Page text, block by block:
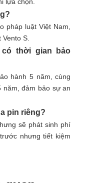
pháp luật Việt Nam,
S.
có thời gian bảo
hành 5 năm, cùng
năm , đảm bảo sự an
pin riêng?
sẽ phát sinh phí
nhưng tiết kiệm